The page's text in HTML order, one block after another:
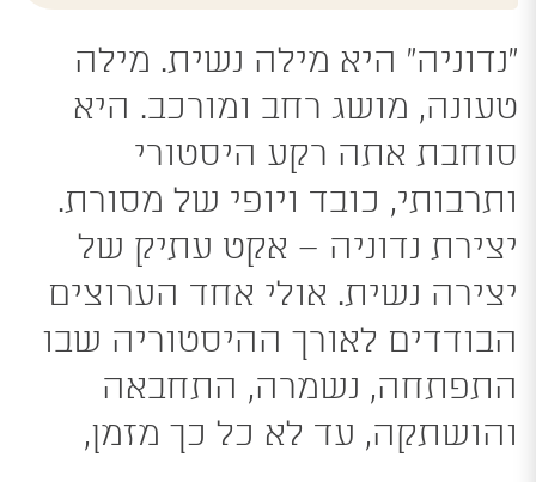
”נדוניה“ היא מילה נשית. מילה
טעונה, מושג רחב ומורכב. היא
סוחבת אתה רקע היסטורי
ותרבותי, כובד ויופי של מסורת.
יצירת נדוניה – אקט עתיק של
יצירה נשית. אולי אחד הערוצים
הבודדים לאורך ההיסטוריה שבו
התפתחה, נשמרה, התחבאה
והושתקה, עד לא כל כך מזמן,